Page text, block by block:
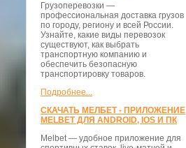
Грузоперевозки —
профессиональная доставка грузов
по городу, региону и всей России.
Узнайте, какие виды перевозок
существуют, как выбрать
транспортную компанию и
обеспечить безопасную
транспортировку товаров.
Подробнее...
СКАЧАТЬ МЕЛБЕТ - ПРИЛОЖЕНИЕ
MELBET ДЛЯ ANDROID, IOS И ПК
Melbet — удобное приложение для